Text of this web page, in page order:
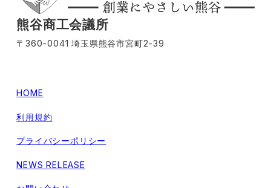
熊谷商工会議所
〒360-0041 埼玉県熊谷市宮町2-39
HOME
利用規約
プライバシーポリシー
NEWS RELEASE